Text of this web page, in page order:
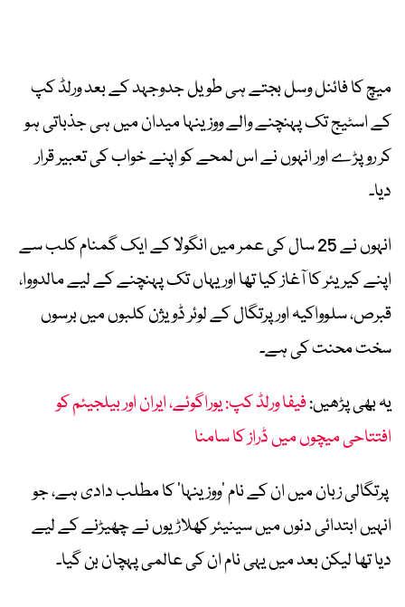
میچ کا فائنل وسل بجتے ہی طویل جدوجہد کے بعد ورلڈ کپ
کے اسٹیج تک پہنچنے والے ووزینہا میدان میں ہی جذباتی ہو
کر رو پڑے اور انہوں نے اس لمحے کو اپنے خواب کی تعبیر قرار
دیا۔
انہوں نے 25 سال کی عمر میں انگولا کے ایک گمنام کلب سے
اپنے کیریئر کا آغاز کیا تھا اور یہاں تک پہنچنے کے لیے مالدووا،
قبرص، سلوواکیہ اور پرتگال کے لوئر ڈویژن کلبوں میں برسوں
سخت محنت کی ہے۔
یہ بھی پڑھیں:فیفا ورلڈ کپ: یوراگوئے، ایران اور بیلجیئم کو
افتتاحی میچوں میں ڈراز کا سامنا
پرتگالی زبان میں ان کے نام ‘ووزینہا’ کا مطلب دادی ہے، جو
انہیں ابتدائی دنوں میں سینیئر کھلاڑیوں نے چھیڑنے کے لیے
دیا تھا لیکن بعد میں یہی نام ان کی عالمی پہچان بن گیا۔